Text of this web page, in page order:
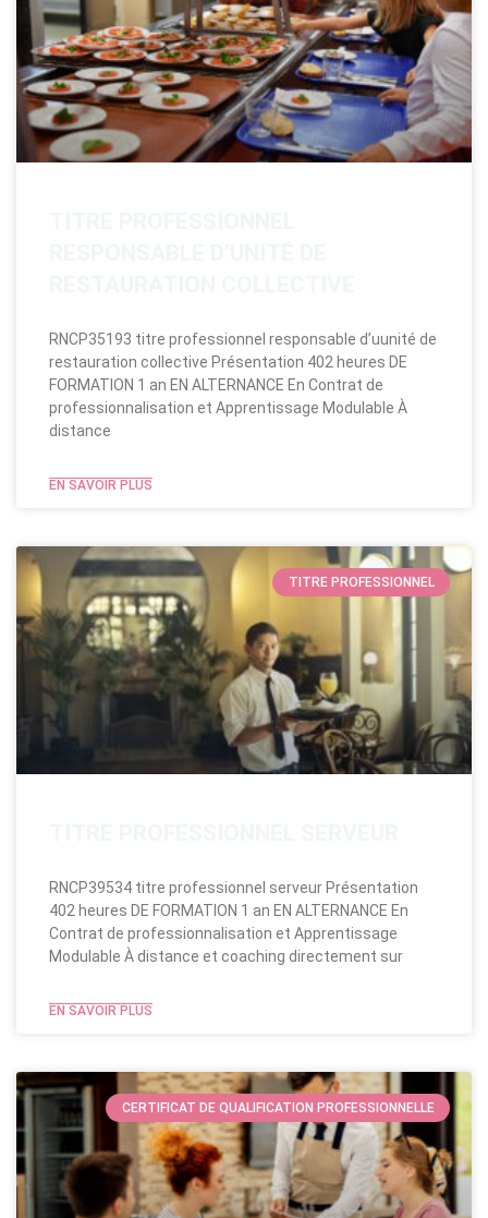
RNCP35193 titre professionnel responsable d’uunité de
restauration collective Présentation 402 heures DE
FORMATION 1 an EN ALTERNANCE En Contrat de
professionnalisation et Apprentissage Modulable​ À
distance
EN SAVOIR PLUS
TITRE PROFESSIONNEL
RNCP39534 titre professionnel serveur Présentation
402 heures DE FORMATION 1 an EN ALTERNANCE En
Contrat de professionnalisation et Apprentissage
Modulable​ À distance et coaching directement sur
EN SAVOIR PLUS
CERTIFICAT DE QUALIFICATION PROFESSIONNELLE